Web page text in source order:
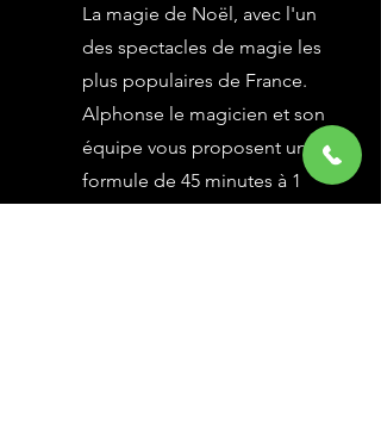
La magie de Noël, avec l'un
des spectacles de magie les
plus populaires de France.
Alphonse le magicien et son
équipe vous proposent une
formule de 45 minutes à 1